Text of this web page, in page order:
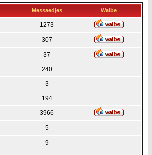
Messaedjes Waibe
1273
307
37
240
3
194
3966
5
9